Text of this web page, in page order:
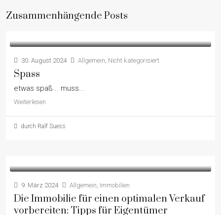
Zusammenhängende Posts
30. August 2024 Allgemein, Nicht kategorisiert
Spass
etwas spaß... muss...
Weiterlesen
durch Ralf Suess
9. März 2024 Allgemein, Immobilien
Die Immobilie für einen optimalen Verkauf
vorbereiten: Tipps für Eigentümer